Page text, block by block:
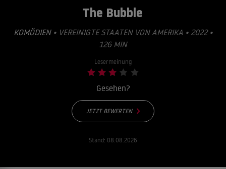
The Bubble
KOMÖDIEN• VEREINIGTE STAATEN VON AMERIKA • 2022 •
126 MIN
Lesermeinung
Gesehen?
JETZT BEWERTEN
Stand: 08.08.2026